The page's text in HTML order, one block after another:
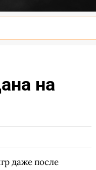
на
даже после